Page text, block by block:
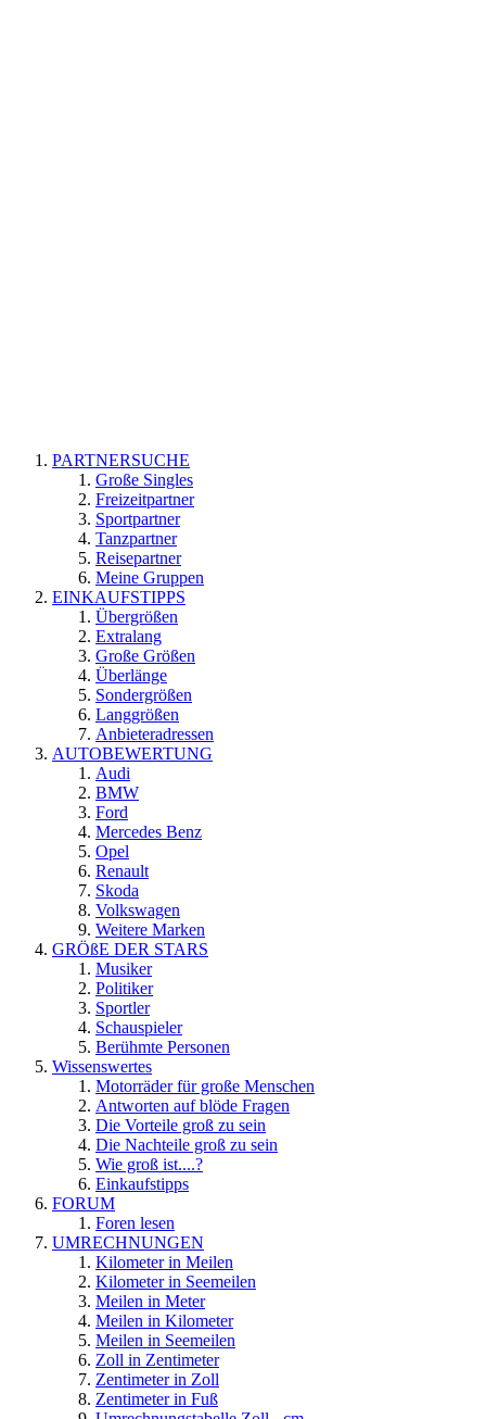
PARTNERSUCHE
Große Singles
Freizeitpartner
Sportpartner
Tanzpartner
Reisepartner
Meine Gruppen
EINKAUFSTIPPS
Übergrößen
Extralang
Große Größen
Überlänge
Sondergrößen
Langgrößen
Anbieteradressen
AUTOBEWERTUNG
Audi
BMW
Ford
Mercedes Benz
Opel
Renault
Skoda
Volkswagen
Weitere Marken
GRÖßE DER STARS
Musiker
Politiker
Sportler
Schauspieler
Berühmte Personen
Wissenswertes
Motorräder für große Menschen
Antworten auf blöde Fragen
Die Vorteile groß zu sein
Die Nachteile groß zu sein
Wie groß ist....?
Einkaufstipps
FORUM
Foren lesen
UMRECHNUNGEN
Kilometer in Meilen
Kilometer in Seemeilen
Meilen in Meter
Meilen in Kilometer
Meilen in Seemeilen
Zoll in Zentimeter
Zentimeter in Zoll
Zentimeter in Fuß